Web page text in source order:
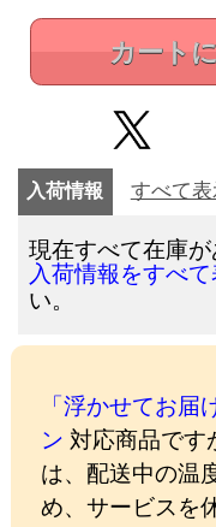
カート
入荷情報 すべて
現在すべて在庫が
入荷情報をすべ
い。
「浮かせてお
ン 対応商品です
は、配送中の温
め、サービスを